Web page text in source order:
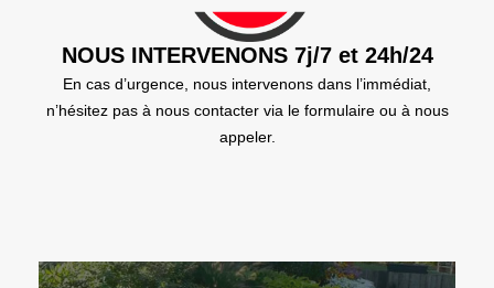
NOUS INTERVENONS 7j/7 et 24h/24
En cas d’urgence, nous intervenons dans l’immédiat,
n’hésitez pas à nous contacter via le formulaire ou à nous
appeler.